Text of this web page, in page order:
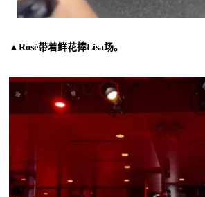
▲Rosé带着鲜花捧Lisa场。